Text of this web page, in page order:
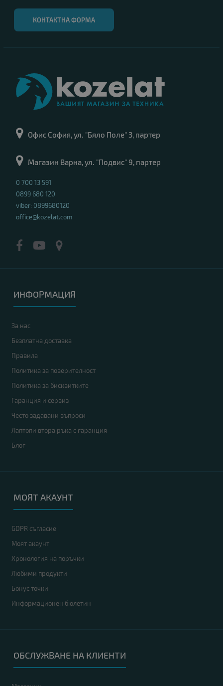
КОНТАКТНА ФОРМА
Офис София, ул. "Бяло Поле" 3, партер
Магазин Варна, ул. "Подвис" 9, партер
0 700 13 591
0899 680 120
viber: 0899680120
office@kozelat.com
ИНФОРМАЦИЯ
За нас
Безплатна доставка
Правила
Политика за поверителност
Политика за бисквитките
Гаранция и сервиз
Често задавани въпроси
Лаптопи втора ръка с гаранция
Блог
МОЯТ АКАУНТ
GDPR съгласие
Моят акаунт
Хронология на поръчки
Любими продукти
Бонус точки
Информационен бюлетин
ОБСЛУЖВАНЕ НА КЛИЕНТИ